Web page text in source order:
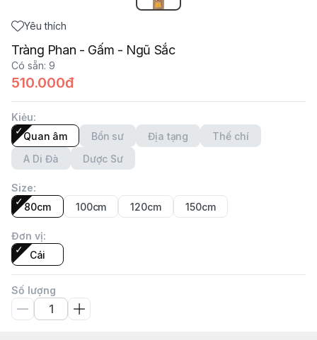
Yêu thích
Tràng Phan - Gấm - Ngũ Sắc
Có sẵn: 9
510.000đ
Kiẻu:
Quan âm
Bổn sư Địa tạng
Thế chí
A Di Đà
Dược Sư
Size:
80cm
100cm 120cm 150cm
Đơn vị:
Cái
Số lượng